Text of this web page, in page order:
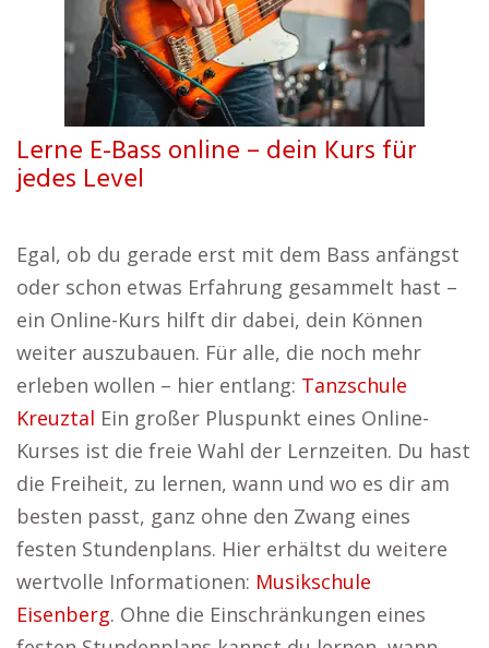
Lerne E-Bass online – dein Kurs für
jedes Level
Egal, ob du gerade erst mit dem Bass anfängst
oder schon etwas Erfahrung gesammelt hast –
ein Online-Kurs hilft dir dabei, dein Können
weiter auszubauen. Für alle, die noch mehr
erleben wollen – hier entlang: Tanzschule
Kreuztal Ein großer Pluspunkt eines Online-
Kurses ist die freie Wahl der Lernzeiten. Du hast
die Freiheit, zu lernen, wann und wo es dir am
besten passt, ganz ohne den Zwang eines
festen Stundenplans. Hier erhältst du weitere
wertvolle Informationen: Musikschule
Eisenberg. Ohne die Einschränkungen eines